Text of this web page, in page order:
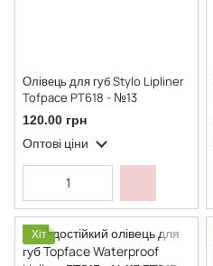
Олівець для губ Stylo Lipliner
Tofpace PT618 - №13
120.00 грн
Оптові ціни
Хіт